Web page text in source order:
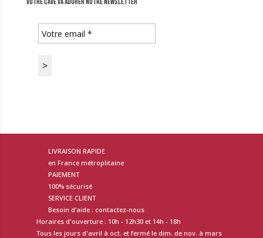
LIVRAISON RAPIDE
en France métroplitaine
PAIEMENT
100% sécurisé
SERVICE CLIENT
Besoin d’aide : contactez-nous
Horaires d'ouverture : 10h - 12h30 et 14h - 18h
Tous les jours d'avril à oct. et fermé le dim. de nov. à mars